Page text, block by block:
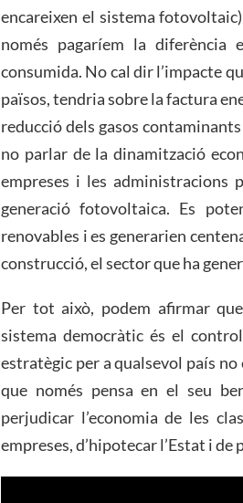
encareixen el sistema
només pagaríem la
consumida. No cal dir l’impacte
països, tendria sobre la factura
reducció dels gasos
no parlar de la dinamització
empreses i les administracions
generació fotovoltaica. Es
renovables i es generarien
construcció, el sector que ha
Per tot això, podem afirmar
sistema democràtic és el
estratègic per a qualsevol país no
que només pensa en el seu
perjudicar l’economia de les
empreses, d’hipotecar l’Estat i